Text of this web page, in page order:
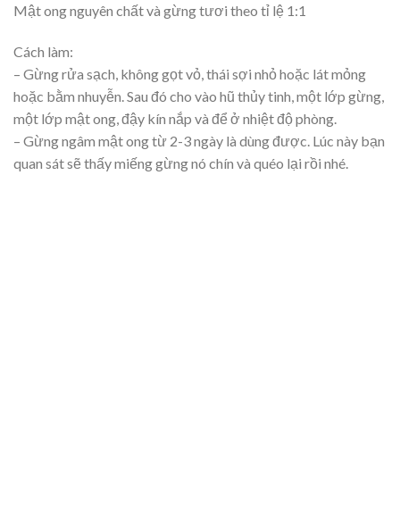
Mật ong nguyên chất và gừng tươi theo tỉ lệ 1:1
Cách làm:
– Gừng rửa sạch, không gọt vỏ, thái sợi nhỏ hoặc lát mỏng
hoặc bằm nhuyễn. Sau đó cho vào hũ thủy tinh, một lớp gừng,
một lớp mật ong, đậy kín nắp và để ở nhiệt độ phòng.
– Gừng ngâm mật ong từ 2-3 ngày là dùng được. Lúc này bạn
quan sát sẽ thấy miếng gừng nó chín và quéo lại rồi nhé.